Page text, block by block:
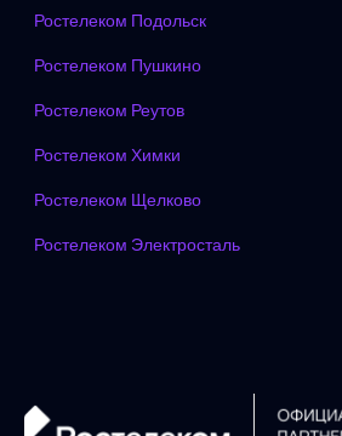
Ростелеком Подольск
Ростелеком Пушкино
Ростелеком Реутов
Ростелеком Химки
Ростелеком Щелково
Ростелеком Электросталь